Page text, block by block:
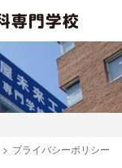
プライバシーポリシー